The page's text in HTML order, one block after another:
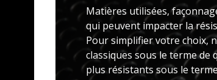
Matières utilisées,
qui peuvent impacter la
Pour simplifier votre choix,
classiques sous le terme de
plus résistants sous le